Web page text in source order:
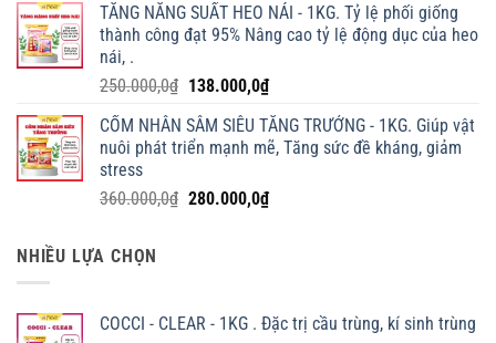
là:
250.000,0₫.
tại
là:
TĂNG NĂNG SUẤT HEO NÁI - 1KG. Tỷ lệ phối giống
thành công đạt 95% Nâng cao tỷ lệ động dục của heo
nái, .
250.000,0₫ Giá
là:
250.000,0₫.
138.000,0₫Giá
tại
là:
CỐM NHÂN SÂM SIÊU TĂNG TRƯỞNG - 1KG. Giúp vật
nuôi phát triển mạnh mẽ, Tăng sức đề kháng, giảm
stress
360.000,0₫ Giá
280.000,0₫Giá
NHIỀU LỰA CHỌN
COCCI - CLEAR - 1KG . Đặc trị cầu trùng, kí sinh trùng